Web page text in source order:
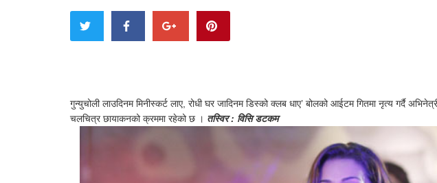
गुन्युचोली लाउदिनम मिनीस्कर्ट लाए, रोधी घर जादिनम डिस्को क्लब धाए’ बोलको आईटम गितमा नृत्य गर्दै अभिनेत्री
चलचित्र छायाकनको क्रममा रहेको छ । तस्विर : विसि डटकम